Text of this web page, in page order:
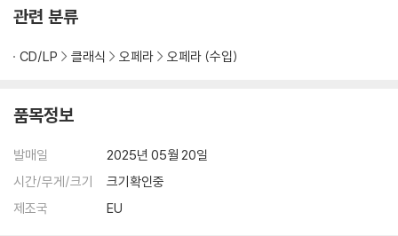
관련 분류
CD/LP 클래식 오페라 오페라 (수입)
품목정보
발매일
2025년 05월 20일
시간/무게/크기
크기확인중
제조국
EU